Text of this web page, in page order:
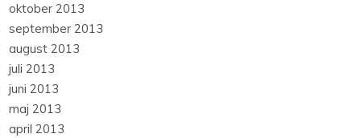
oktober 2013
september 2013
august 2013
juli 2013
juni 2013
maj 2013
april 2013